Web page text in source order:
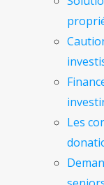
Les